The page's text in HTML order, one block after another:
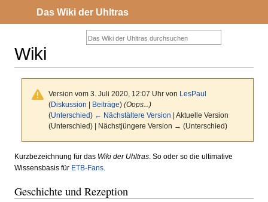
Wiki
Version vom 3. Juli 2020, 12:07 Uhr von LesPaul
(Diskussion | Beiträge) (Oops...)
(Unterschied) ← Nächstältere Version | Aktuelle Version
(Unterschied) | Nächstjüngere Version → (Unterschied)
Zur
Navigation
Zur
Suche
Kurzbezeichnung für das Wiki der Uhltras. So oder so die ultimative
Wissensbasis für ETB-Fans.
Geschichte und Rezeption
Das Wiki der Uhltras